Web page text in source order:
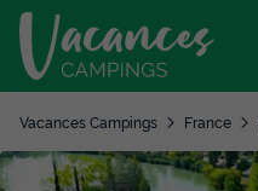
Vacances Campings France